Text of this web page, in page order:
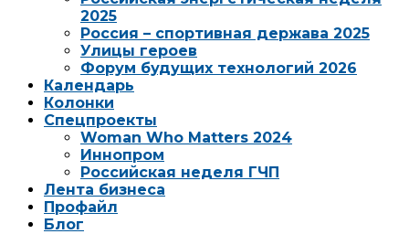
2025
Россия – спортивная держава 2025
Улицы героев
Форум будущих технологий 2026
Календарь
Колонки
Спецпроекты
Woman Who Matters 2024
Иннопром
Российская неделя ГЧП
Лента бизнеса
Профайл
Блог